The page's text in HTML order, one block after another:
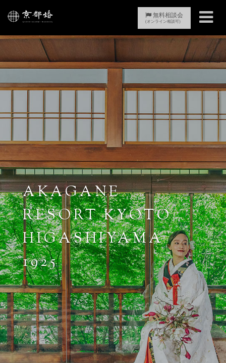
Toggle
無料相談会
(オンライン相談可)
AKAGANE
RESORT KYOTO
HIGASHIYAMA
1925